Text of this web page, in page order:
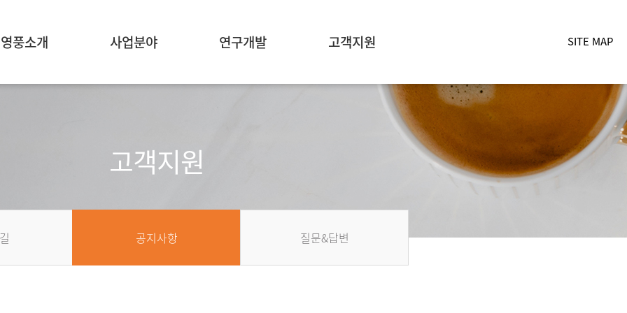
영풍소개 사업분야 연구개발 고객지원 SITE MAP
고객지원
공지사항 질문&답변